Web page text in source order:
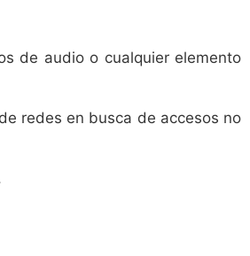
de audio o cualquier elemento
redes en busca de accesos no